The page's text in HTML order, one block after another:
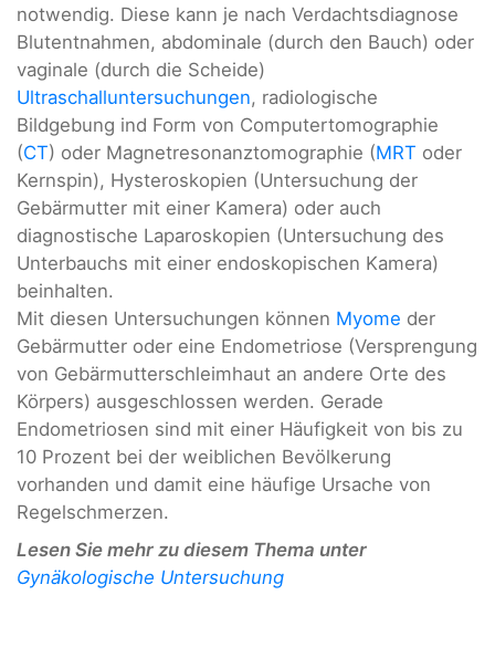
notwendig. Diese kann je nach Verdachtsdiagnose
Blutentnahmen, abdominale (durch den Bauch) oder
vaginale (durch die Scheide)
Ultraschalluntersuchungen, radiologische
Bildgebung ind Form von Computertomographie
(CT) oder Magnetresonanztomographie (MRT oder
Kernspin), Hysteroskopien (Untersuchung der
Gebärmutter mit einer Kamera) oder auch
diagnostische Laparoskopien (Untersuchung des
Unterbauchs mit einer endoskopischen Kamera)
beinhalten.
Mit diesen Untersuchungen können Myome der
Gebärmutter oder eine Endometriose (Versprengung
von Gebärmutterschleimhaut an andere Orte des
Körpers) ausgeschlossen werden. Gerade
Endometriosen sind mit einer Häufigkeit von bis zu
10 Prozent bei der weiblichen Bevölkerung
vorhanden und damit eine häufige Ursache von
Regelschmerzen.
Lesen Sie mehr zu diesem Thema unter
Gynäkologische Untersuchung